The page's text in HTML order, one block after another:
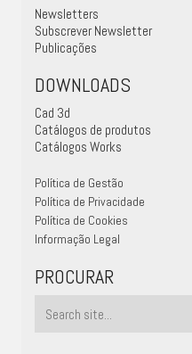
Newsletters
Subscrever Newsletter
Publicações
DOWNLOADS
Cad 3d
Catálogos de produtos
Catálogos Works
Política de Gestão
Política de Privacidade
Política de Cookies
Informação Legal
PROCURAR